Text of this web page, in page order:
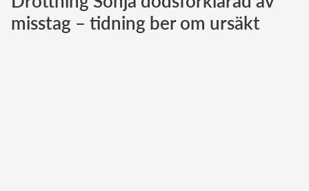
Norska kungahuset
misstag – tidning ber om ursäkt